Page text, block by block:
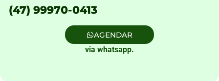
(47) 99970-0413
AGENDAR
via whatsapp.